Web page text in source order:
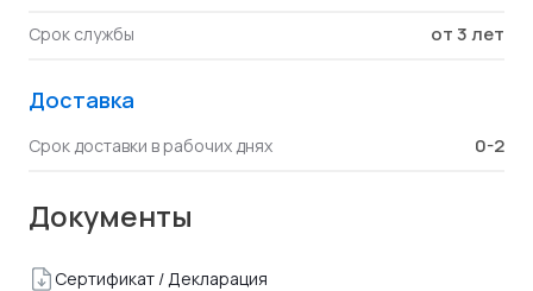
Срок службы от 3 лет
Доставка
Срок доставки в рабочих днях 0-2
Документы
Сертификат / Декларация